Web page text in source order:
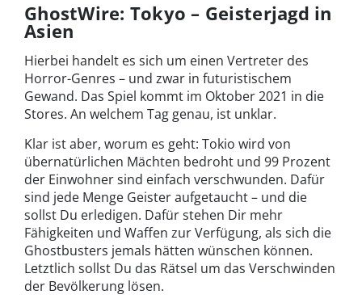
GhostWire: Tokyo – Geisterjagd in
Asien
Hierbei handelt es sich um einen Vertreter des
Horror-Genres – und zwar in futuristischem
Gewand. Das Spiel kommt im Oktober 2021 in die
Stores. An welchem Tag genau, ist unklar.
Klar ist aber, worum es geht: Tokio wird von
übernatürlichen Mächten bedroht und 99 Prozent
der Einwohner sind einfach verschwunden. Dafür
sind jede Menge Geister aufgetaucht – und die
sollst Du erledigen. Dafür stehen Dir mehr
Fähigkeiten und Waffen zur Verfügung, als sich die
Ghostbusters jemals hätten wünschen können.
Letztlich sollst Du das Rätsel um das Verschwinden
der Bevölkerung lösen.